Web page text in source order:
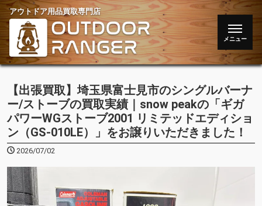
アウトドア用品買取専門店
【出張買取】埼玉県富士見市のシングルバーナ
ー/ストーブの買取実績｜snow peakの「ギガ
パワーWGストーブ2001 リミテッドエディショ
ン（GS-010LE）」をお譲りいただきました！
2026/07/02